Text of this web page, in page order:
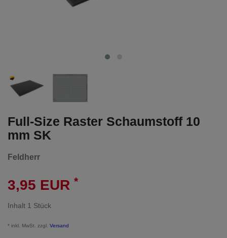
Full-Size Raster Schaumstoff 10
mm SK
Feldherr
3,95 EUR *
Inhalt 1 Stück
* inkl. MwSt. zzgl. Versand